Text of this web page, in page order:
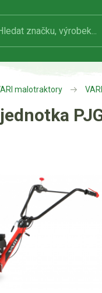
malotraktory